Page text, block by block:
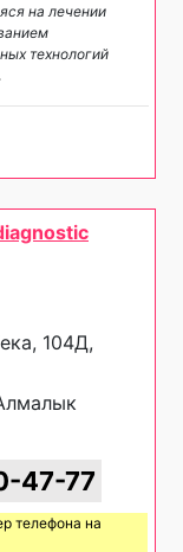
на лечении
технологий
104Д,
47-77
телефона на